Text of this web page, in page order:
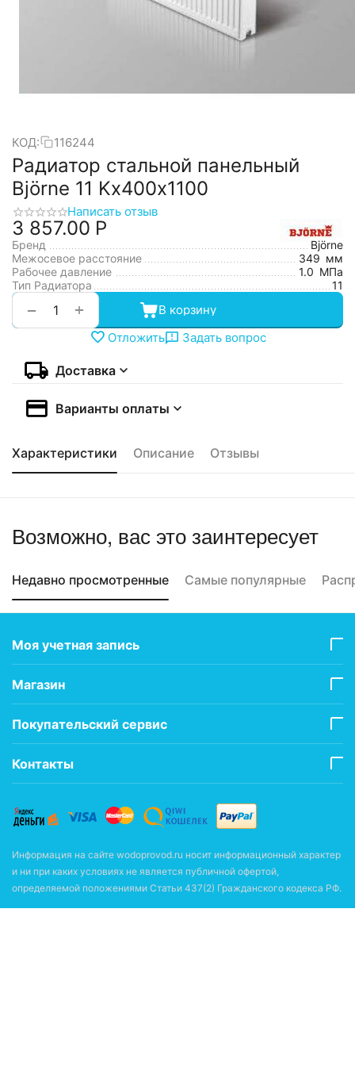
КОД: 116244
Радиатор стальной панельный
Björne 11 Kх400х1100
Написать отзыв
3 857.00 Р
Бренд
Björne
Межосевое расстояние
349 мм
Рабочее давление
1.0 МПа
Тип Радиатора
11
+
−
В корзину
Отложить
Задать вопрос
Доставка
Варианты оплаты
Характеристики Описание Отзывы
Возможно, вас это заинтересует
Недавно просмотренные Самые популярные
Моя учетная запись
Магазин
Покупательский сервис
Контакты
Информация на сайте wodoprovod.ru носит информационный характер
и ни при каких условиях не является публичной офертой,
определяемой положениями Статьи 437(2) Гражданского кодекса РФ.